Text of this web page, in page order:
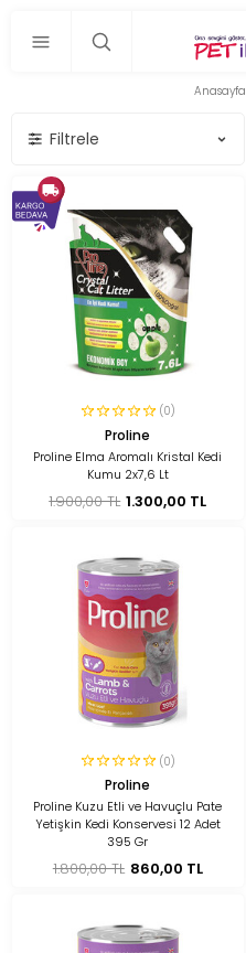
Anasayfa
Filtrele
(0)
Proline
Proline Elma Aromalı Kristal Kedi
Kumu 2x7,6 Lt
1.900,00 TL 1.300,00 TL
(0)
Proline
Proline Kuzu Etli ve Havuçlu Pate
Yetişkin Kedi Konservesi 12 Adet
395 Gr
1.800,00 TL 860,00 TL